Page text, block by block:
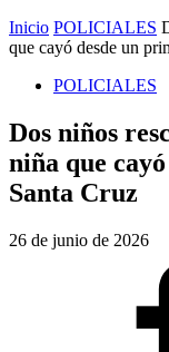
Inicio POLICIALES
que cayó desde un
POLICIALES
Dos niños
niña que
Santa Cruz
26 de junio de 2026